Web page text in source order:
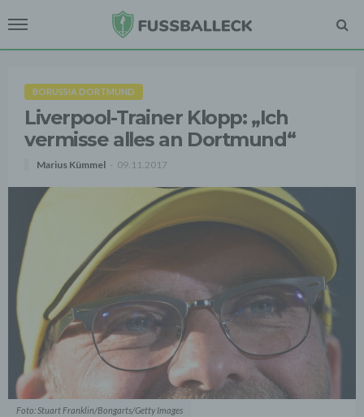
BORUSSIA DORTMUND
Liverpool-Trainer Klopp: „Ich
vermisse alles an Dortmund“
Marius Kümmel 09.11.2017
Foto: Stuart Franklin/Bongarts/Getty Images